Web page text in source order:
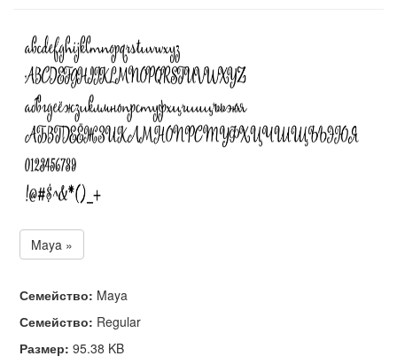
Maya »
Семейство: Maya
Семейство: Regular
Размер: 95.38 KB